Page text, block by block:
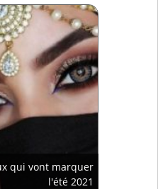
qui vont marquer
l'été 2021